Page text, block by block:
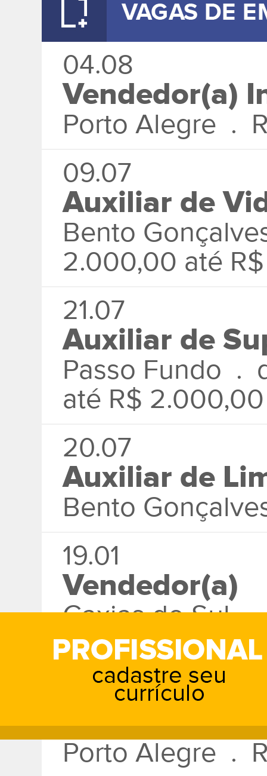
04.08
Vendedor(a)
Porto Alegre .
09.07
Auxiliar de
Bento
2.000,00 até
21.07
Auxiliar de
Passo Fundo .
até R$ 2.000,00
20.07
Auxiliar de
Bento
19.01
Vendedor(a)
Caxias do Sul .
até R$ 2.000,00
06.08
Advogado(a)
Porto Alegre .